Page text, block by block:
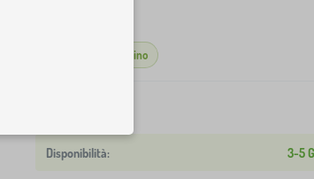
Mostra in magazzino
3-5